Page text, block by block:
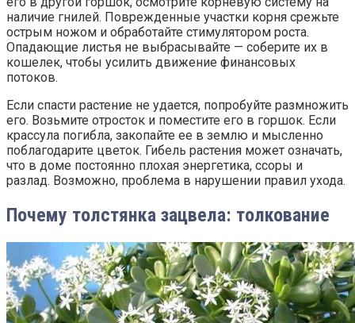
наличие гнилей. Поврежденные участки корня срежьте
острым ножом и обработайте стимулятором роста.
Опадающие листья не выбрасывайте — соберите их в
кошелек, чтобы усилить движение финансовых
потоков.
Если спасти растение не удается, попробуйте размножить
его. Возьмите отросток и поместите его в горшок. Если
крассула погибла, закопайте ее в землю и мысленно
поблагодарите цветок. Гибель растения может означать,
что в доме постоянно плохая энергетика, ссоры и
разлад. Возможно, проблема в нарушении правил ухода.
Почему толстянка зацвела: толкование